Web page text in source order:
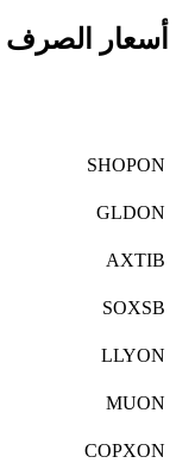
أسعار الصرف
SHOPON
GLDON
AXTIB
SOXSB
LLYON
MUON
COPXON